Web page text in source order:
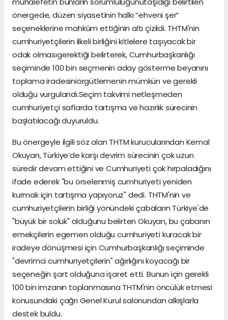
önergede, düzen siyasetinin halkı “ehveni şer”
seçeneklerine mahkûm ettiğinin altı çizildi. THTM'nin
cumhuriyetçilerin ilkeli birliğini kitlelere taşıyacak bir
odak olmasıgerektiği belirterek, Cumhurbaşkanlığı
seçiminde 100 bin seçmenin aday gösterme beyanını
toplama iradesiniörgütlemenin mümkün ve gerekli
olduğu vurgulandı.Seçim takvimi netleşmeden
cumhuriyetçi saflarda tartışma ve hazırlık sürecinin
başlatılacağı duyuruldu.
Bu önergeyle ilgili söz alan THTM kurucularından Kemal
Okuyan, Türkiye’de karşı devrim sürecinin çok uzun
süredir devam ettiğini ve Cumhuriyeti çok hırpaladığını
ifade ederek "bu örselenmiş cumhuriyeti yeniden
kurmak için tartışma yapıyoruz" dedi. THTM'nin ve
cumhuriyetçilerin birliği yönündeki çabaların Türkiye'de
"büyük bir soluk" olduğunu belirten Okuyan, bu çabanın
emekçilerin egemen olduğu cumhuriyeti kuracak bir
iradeye dönüşmesi için Cumhurbaşkanlığı seçiminde
"devrimci cumhuriyetçilerin" ağırlığını koyacağı bir
seçeneğin şart olduğuna işaret etti. Bunun için gerekli
100 bin imzanın toplanmasına THTM'nin öncülük etmesi
konusundaki çağrı Genel Kurul salonundan alkışlarla
destek buldu.